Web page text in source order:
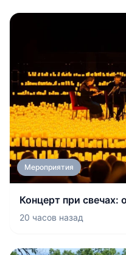
Мероприятия
Концерт при свечах:
20 часов назад